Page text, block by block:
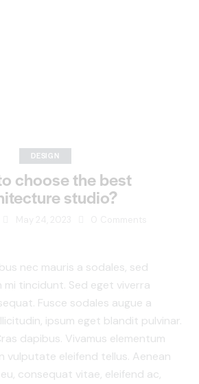
DESIGN
choose the best
studio?
nec mauris a sodales, sed
mi tincidunt. Sed eget viverra
Fusce sodales augue a
ipsum eget blandit pulvinar.
dapibus. Vivamus elementum
vulputate eleifend tellus. Aenean
consequat vitae, eleifend ac,